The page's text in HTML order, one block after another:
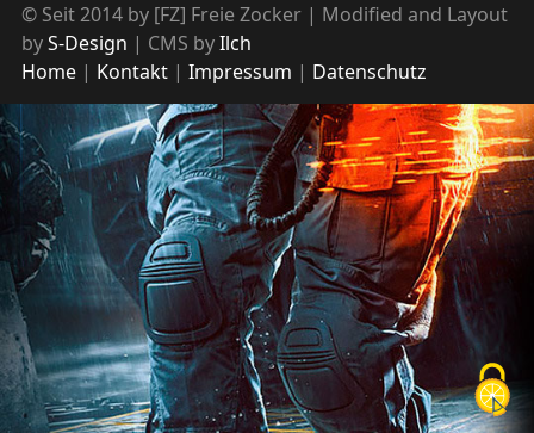
© Seit 2014 by [FZ] Freie Zocker | Modified and Layout
byS-Design | CMS byIlch
Home
Kontakt Impressum Datenschutz